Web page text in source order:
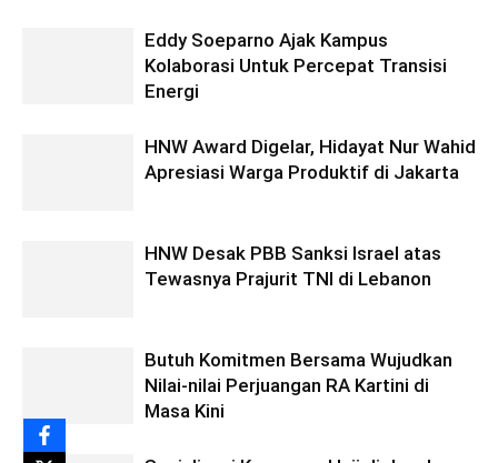
Eddy Soeparno Ajak Kampus
Kolaborasi Untuk Percepat Transisi
Energi
HNW Award Digelar, Hidayat Nur Wahid
Apresiasi Warga Produktif di Jakarta
HNW Desak PBB Sanksi Israel atas
Tewasnya Prajurit TNI di Lebanon
Butuh Komitmen Bersama Wujudkan
Nilai-nilai Perjuangan RA Kartini di
Masa Kini